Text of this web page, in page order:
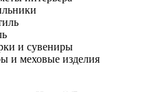
и сувениры
и меховые изделия